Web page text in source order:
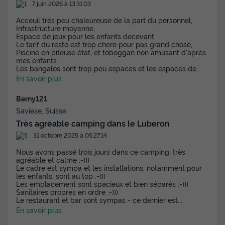
580 €
Voir les disponibilités
7 juin 2026 à 13:31:03
Acceuil très peu chaleureuse de la part du personnel,
Infrastructure moyenne,
Espace de jeux pour les enfants decevant,
Le tarif du resto est trop chere pour pas grand chose,
Piscine en piteuse état, et toboggan non amusant d'après
mes enfants
Les bangalos sont trop peu espaces et les espaces de
En savoir plus
Berny121
Saviese, Suisse
Très agréable camping dans le Luberon
31 octobre 2025 à 05:27:14
Nous avons passé trois jours dans ce camping, très
agréable et calme :-)))
Le cadre est sympa et les installations, notamment pour
les enfants, sont au top :-)))
Les emplacement sont spacieux et bien séparés :-)))
Sanitaires propres en ordre :-)))
Le restaurant et bar sont sympas - ce dernier est
En savoir plus